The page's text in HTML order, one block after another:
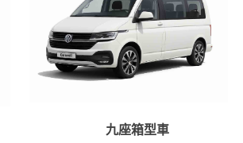
九座箱型車